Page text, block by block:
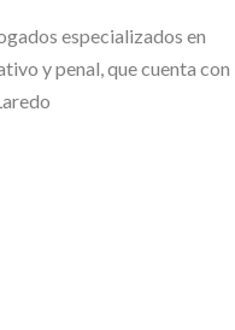
especializados en
y penal, que cuenta con